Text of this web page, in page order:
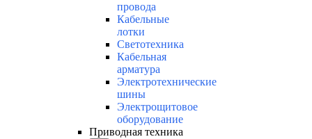
провода
Кабельные
лотки
Светотехника
Кабельная
арматура
Электротехнические
шины
Электрощитовое
оборудование
Приводная техника